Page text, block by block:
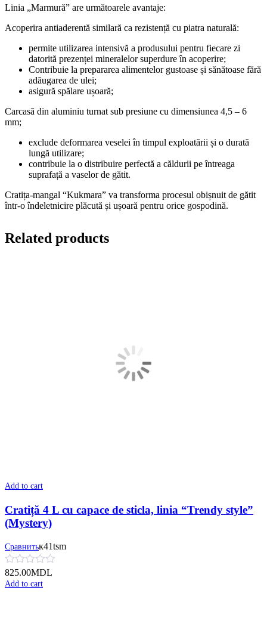
Linia „Marmură” are următoarele avantaje:
Acoperira antiaderentă similară ca rezistență cu piatra naturală:
permite utilizarea intensivă a produsului pentru fiecare zi
datorită prezenței mineralelor superdure în acoperire;
Contribuie la prepararea alimentelor gustoase și sănătoase fără
adăugarea de ulei;
asigură spălare ușoară;
Carcasă din aluminiu turnat sub presiune cu dimensiunea 4,5 – 6
mm;
exclude deformarea veselei în timpul exploatării și o durată
lungă utilizare;
contribuie la o distribuire perfectă a căldurii pe întreaga
suprafață a vaselor de gătit.
Cratița-mangal “Kukmara” va transforma procesul obișnuit de gătit
într-o îndeletnicire plăcută și ușoară pentru orice gospodină.
Related products
Add to cart
Cratiță 4 L cu сapace de sticla, linia “Trendy style”
(Mystery)
Сравнитьк41tsm
825.00MDL
Add to cart